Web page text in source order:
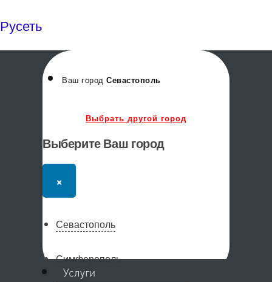
Русеть
Ваш город Севастополь
Выбрать другой город
Выберите Ваш город
×
Севастополь
Симферополь
МенюУслуги